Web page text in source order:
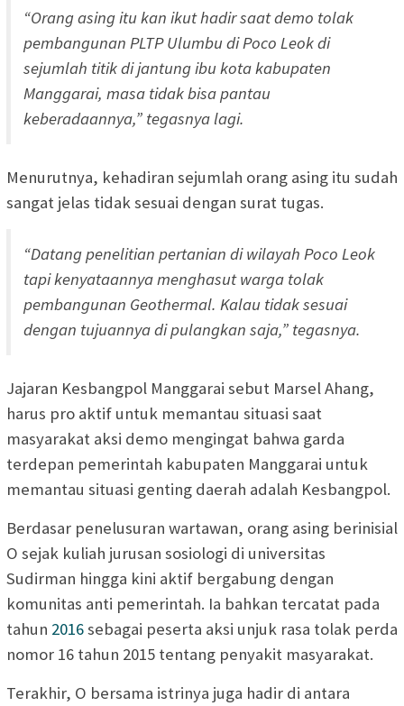
“Orang asing itu kan ikut hadir saat demo tolak
pembangunan PLTP Ulumbu di Poco Leok di
sejumlah titik di jantung ibu kota kabupaten
Manggarai, masa tidak bisa pantau
keberadaannya,” tegasnya lagi.
Menurutnya, kehadiran sejumlah orang asing itu sudah
sangat jelas tidak sesuai dengan surat tugas.
“Datang penelitian pertanian di wilayah Poco Leok
tapi kenyataannya menghasut warga tolak
pembangunan Geothermal. Kalau tidak sesuai
dengan tujuannya di pulangkan saja,” tegasnya.
Jajaran Kesbangpol Manggarai sebut Marsel Ahang,
harus pro aktif untuk memantau situasi saat
masyarakat aksi demo mengingat bahwa garda
terdepan pemerintah kabupaten Manggarai untuk
memantau situasi genting daerah adalah Kesbangpol.
Berdasar penelusuran wartawan, orang asing berinisial
O sejak kuliah jurusan sosiologi di universitas
Sudirman hingga kini aktif bergabung dengan
komunitas anti pemerintah. Ia bahkan tercatat pada
tahun 2016sebagai peserta aksi unjuk rasa tolak perda
nomor 16 tahun 2015 tentang penyakit masyarakat.
Terakhir, O bersama istrinya juga hadir di antara